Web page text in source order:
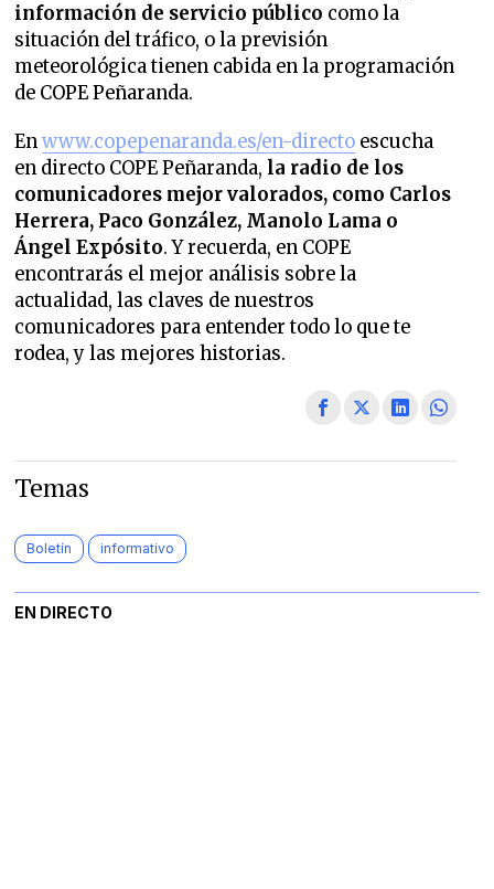
información de servicio público como la
situación del tráfico, o la previsión
meteorológica tienen cabida en la programación
de COPE Peñaranda.
Enwww.copepenaranda.es/en-directo escucha
en directo COPE Peñaranda, la radio de los
comunicadores mejor valorados, como Carlos
Herrera, Paco González, Manolo Lama o
Ángel Expósito. Y recuerda, en COPE
encontrarás el mejor análisis sobre la
actualidad, las claves de nuestros
comunicadores para entender todo lo que te
rodea, y las mejores historias.
Temas
Boletín informativo
EN DIRECTO